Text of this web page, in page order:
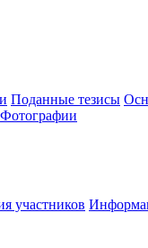
Поданные тезисы
Фотографии
участников